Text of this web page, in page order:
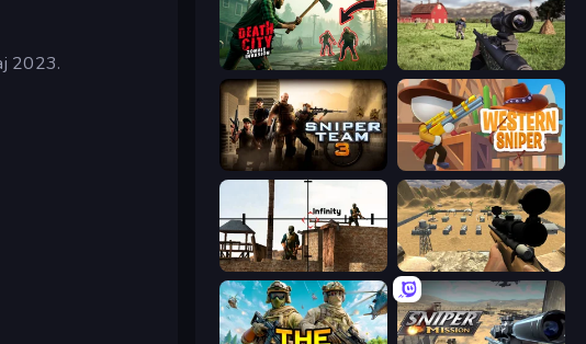
2023. Death City Zombie Invasion Dead Zed
Sniper Team 3 Western Sniper
Lethal Sniper 3D: Army Soldier Ghost Sniper